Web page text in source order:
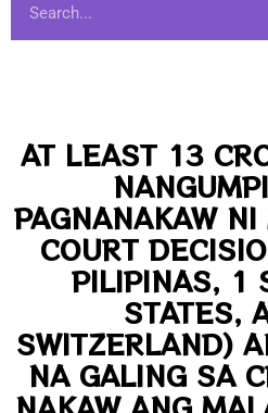
AT LEAST 13
PAGNANAKAW
COURT
PILIPINAS, 1
STATES,
SWITZERLAND)
NA GALING SA